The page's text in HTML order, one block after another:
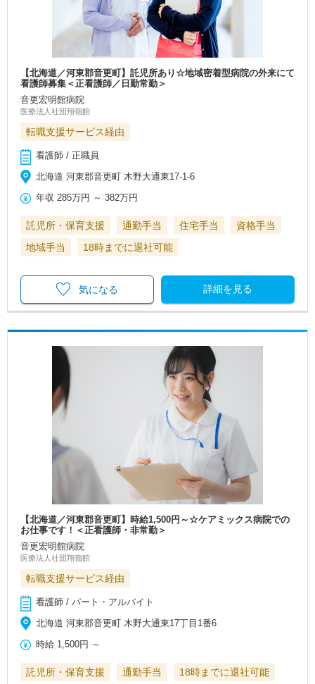
【北海道／河東郡音更町】託児所あり☆地域密着型病院の外来にて
看護師募集＜正看護師／日勤常勤＞
音更宏明館病院
医療法人社団翔嶺館
転職支援サービス経由
看護師 / 正職員
北海道 河東郡音更町 木野大通東17-1-6
年収 285万円 ～382万円
託児所・保育支援 通勤手当 住宅手当
資格手当
地域手当
18時までに退社可能
詳細を見る
気になる
【北海道／河東郡音更町】時給1,500円～☆ケアミックス病院での
お仕事です！＜正看護師・非常勤＞
音更宏明館病院
医療法人社団翔嶺館
転職支援サービス経由
看護師 / パート・アルバイト
北海道 河東郡音更町 木野大通東17丁目1番6
時給 1,500円 ～
託児所・保育支援 通勤手当 18時までに退社可能